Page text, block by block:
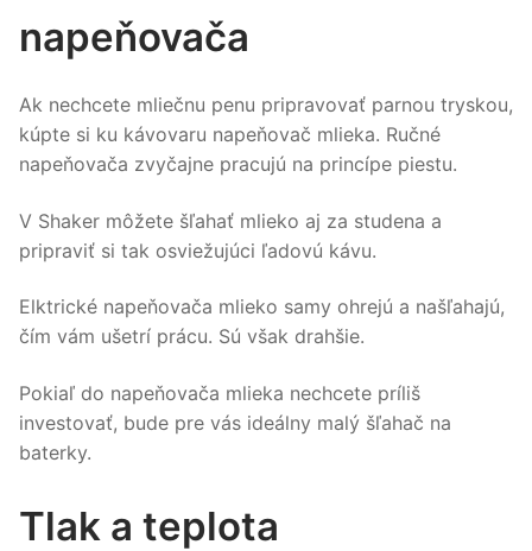
napeňovača
Ak nechcete mliečnu penu pripravovať parnou tryskou,
kúpte si ku kávovaru napeňovač mlieka. Ručné
napeňovača zvyčajne pracujú na princípe piestu.
V Shaker môžete šľahať mlieko aj za studena a
pripraviť si tak osviežujúci ľadovú kávu.
Elktrické napeňovača mlieko samy ohrejú a našľahajú,
čím vám ušetrí prácu. Sú však drahšie.
Pokiaľ do napeňovača mlieka nechcete príliš
investovať, bude pre vás ideálny malý šľahač na
baterky.
Tlak a teplota